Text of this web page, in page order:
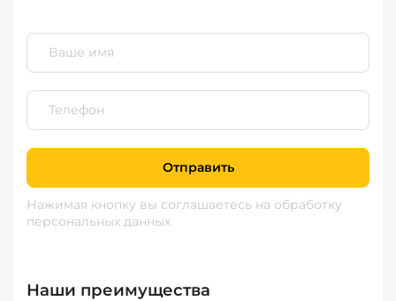
Отправить
Нажимая кнопку вы соглашаетесь на обработку
персональных данных
Наши преимущества